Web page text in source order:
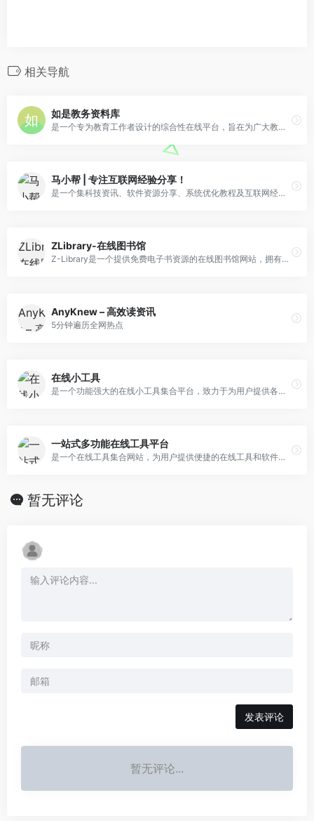
相关导航
如是教务资料库
是一个专为教育工作者设计的综合性在线平台，旨在为广大教师提供丰富、专业、便捷的教务资源。
马小帮 | 专注互联网经验分享！
是一个集科技资讯、软件资源分享、系统优化教程及互联网经验交流为一体的综合性网站。
ZLibrary-在线图书馆
Z-Library是一个提供免费电子书资源的在线图书馆网站，拥有丰富的资源和强大的检索功能。
AnyKnew – 高效读资讯
5分钟遍历全网热点
在线小工具
是一个功能强大的在线小工具集合平台，致力于为用户提供各类便捷的在线工具服务。
一站式多功能在线工具平台
是一个在线工具集合网站，为用户提供便捷的在线工具和软件。我们提供健康查询、生活查询、娱乐工具、办公助手、图像工具、视频音频工具、生成工具、代码工具、学习工具、量表测试等几百个在线工具。
暂无评论
发表评论
暂无评论...